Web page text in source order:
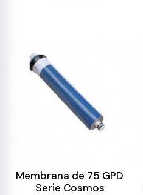
Membrana de 75 GPD
Serie Cosmos